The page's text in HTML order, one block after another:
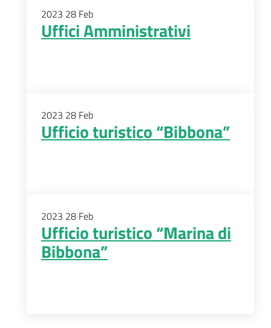
2023 28 Feb
Uffici Amministrativi
2023 28 Feb
Ufficio turistico “Bibbona”
2023 28 Feb
Ufficio turistico “Marina di
Bibbona”